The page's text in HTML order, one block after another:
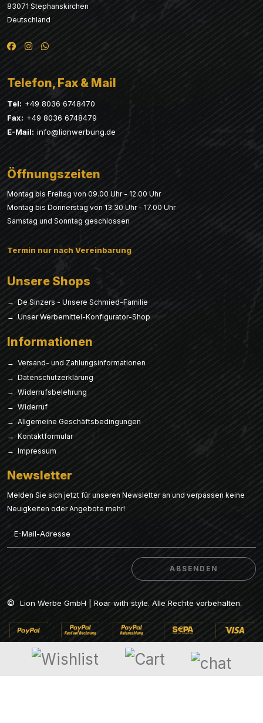
83071 Stephanskirchen
Deutschland
Telefon, Fax & Mail
Tel: +49 8036 6748470
Fax: +49 8036 6748479
E-Mail: info@lionwerbung.de
Öffnungszeiten
Montag bis Freitag von 09.00 Uhr - 12.00 Uhr
Montag bis Donnerstag von 13.30 Uhr - 17.00 Uhr
Samstag und Sonntag geschlossen
Termin nur nach Vereinbarung
Unsere Shops
→ De Sinzers - Unsere Schmied-Familie
→ Unser Werbemittel-Konfigurator-Shop
Informationen
→ Versand- und Zahlungsinformationen
→ Datenschutzerklärung
→ Widerrufsbelehrung
→ Widerruf
→ Allgemeine Geschäftsbedingungen
→ Kontaktformular
→ Impressum
Newsletter
Melden Sie sich jetzt für unseren Newsletter an und verpassen keine
Neuigkeiten oder Angebote mehr!
ABSENDEN
ABSENDEN
© Lion Werbe GmbH | Roar with style. Alle Rechte vorbehalten.